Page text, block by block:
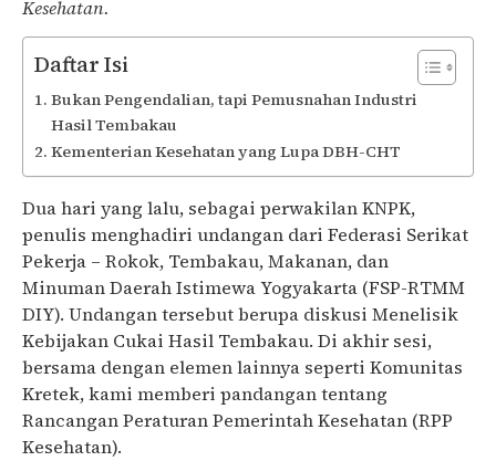
Kesehatan.
Daftar Isi
Bukan Pengendalian, tapi Pemusnahan Industri
Hasil Tembakau
Kementerian Kesehatan yang Lupa DBH-CHT
Dua hari yang lalu, sebagai perwakilan KNPK,
penulis menghadiri undangan dari Federasi Serikat
Pekerja – Rokok, Tembakau, Makanan, dan
Minuman Daerah Istimewa Yogyakarta (FSP-RTMM
DIY). Undangan tersebut berupa diskusi Menelisik
Kebijakan Cukai Hasil Tembakau. Di akhir sesi,
bersama dengan elemen lainnya seperti Komunitas
Kretek, kami memberi pandangan tentang
Rancangan Peraturan Pemerintah Kesehatan (RPP
Kesehatan).